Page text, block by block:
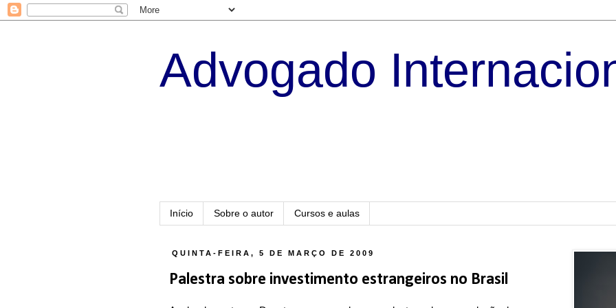
Advogado
Início Sobre o autor Cursos e aulas
QUINTA-FEIRA, 5 DE MARÇO DE 2009
Palestra sobre investimento estrangeiros no Brasil